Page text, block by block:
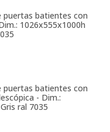
batientes con
1026x555x1000h
batientes con
- Dim.:
ral 7035